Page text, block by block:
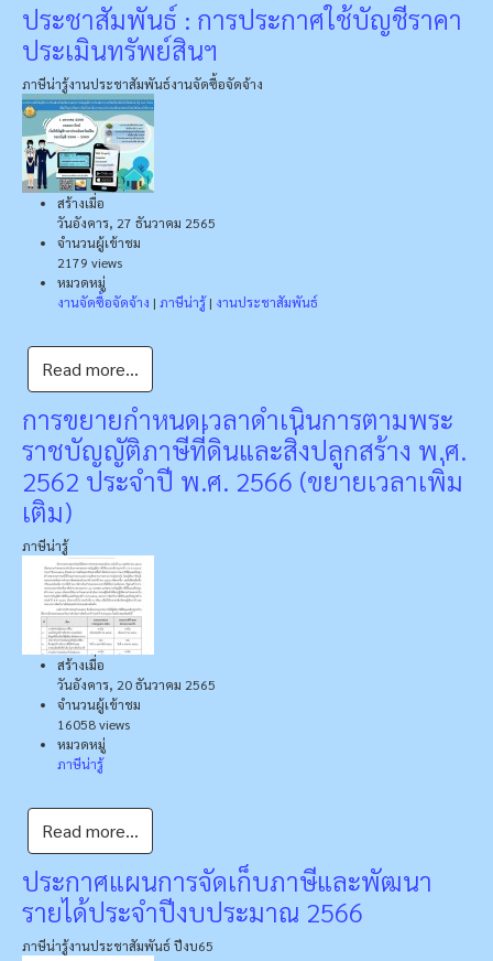
ประชาสัมพันธ์ : การประกาศใช้บัญชีราคา
ประเมินทรัพย์สินฯ
ภาษีน่ารู้งานประชาสัมพันธ์งานจัดซื้อจัดจ้าง
สร้างเมื่อ
วันอังคาร, 27 ธันวาคม 2565
จำนวนผู้เข้าชม
2179 views
หมวดหมู่
งานจัดซื้อจัดจ้าง | ภาษีน่ารู้| งานประชาสัมพันธ์
Read more...
การขยายกำหนดเวลาดำเนินการตามพระ
ราชบัญญัติภาษีที่ดินและสิ่งปลูกสร้าง พ.ศ.
2562 ประจำปี พ.ศ. 2566 (ขยายเวลาเพิ่ม
เติม)
ภาษีน่ารู้
สร้างเมื่อ
วันอังคาร, 20 ธันวาคม 2565
จำนวนผู้เข้าชม
16058 views
หมวดหมู่
ภาษีน่ารู้
Read more...
ประกาศแผนการจัดเก็บภาษีและพัฒนา
รายได้ประจำปีงบประมาณ 2566
ภาษีน่ารู้งานประชาสัมพันธ์ ปีงบ65